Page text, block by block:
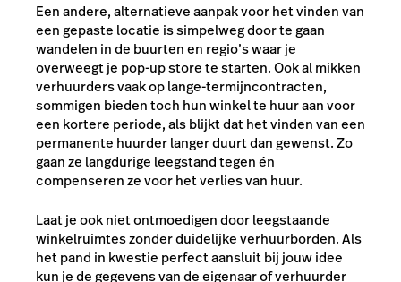
Een andere, alternatieve aanpak voor het vinden van
een gepaste locatie is simpelweg door te gaan
wandelen in de buurten en regio’s waar je
overweegt je pop-up store te starten. Ook al mikken
verhuurders vaak op lange-termijncontracten,
sommigen bieden toch hun winkel te huur aan voor
een kortere periode, als blijkt dat het vinden van een
permanente huurder langer duurt dan gewenst. Zo
gaan ze langdurige leegstand tegen én
compenseren ze voor het verlies van huur.
Laat je ook niet ontmoedigen door leegstaande
winkelruimtes zonder duidelijke verhuurborden. Als
het pand in kwestie perfect aansluit bij jouw idee
kun je de gegevens van de eigenaar of verhuurder